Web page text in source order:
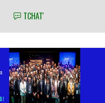
TCHAT'